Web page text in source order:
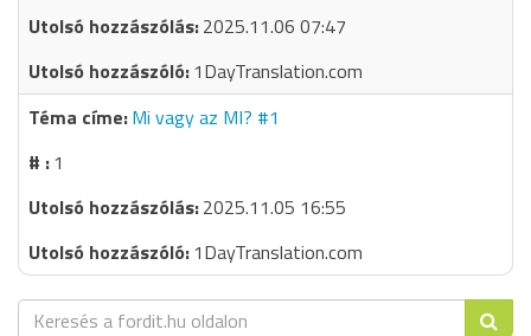
2025.11.06 07:47
1DayTranslation.com
Mi vagy az MI? #1
1
2025.11.05 16:55
1DayTranslation.com